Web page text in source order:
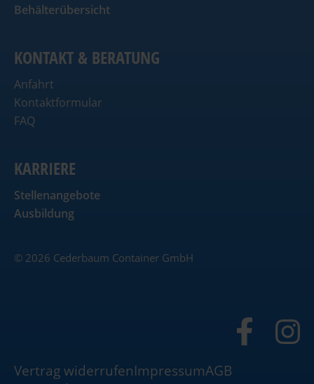
Behälterübersicht
KONTAKT & BERATUNG
Anfahrt
Kontaktformular
FAQ
KARRIERE
Stellenangebote
Ausbildung
© 2026 Cederbaum Container GmbH
Vertrag widerrufenImpressumAGB